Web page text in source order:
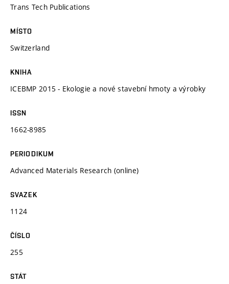
Trans Tech Publications
MÍSTO
Switzerland
KNIHA
ICEBMP 2015 - Ekologie a nové stavební hmoty a výrobky
ISSN
1662-8985
PERIODIKUM
Advanced Materials Research (online)
SVAZEK
1124
ČÍSLO
255
STÁT